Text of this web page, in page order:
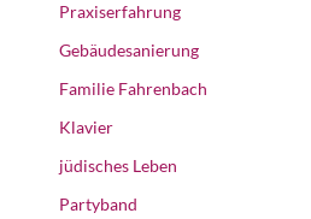
Praxiserfahrung
Gebäudesanierung
Familie Fahrenbach
Klavier
jüdisches Leben
Partyband